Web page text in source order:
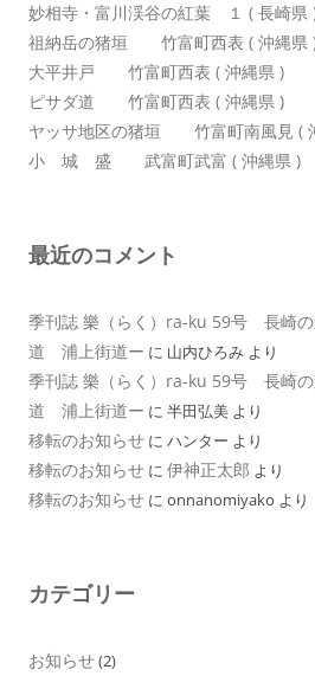
妙相寺・富川渓谷の紅葉 １ ( 長崎県
祖納岳の猪垣 竹富町西表 ( 沖縄県
大平井戸 竹富町西表 ( 沖縄県 )
ピサダ道 竹富町西表 ( 沖縄県 )
ヤッサ地区の猪垣 竹富町南風見 (
小 城 盛 武富町武富 ( 沖縄県 )
最近のコメント
季刊誌 樂（らく）ra-ku 59号 長崎
道 浦上街道ー に 山内ひろみ より
季刊誌 樂（らく）ra-ku 59号 長崎
道 浦上街道ー に 半田弘美 より
移転のお知らせ に ハンター より
移転のお知らせ に 伊神正太郎 より
移転のお知らせ に onnanomiyako より
カテゴリー
お知らせ(2)